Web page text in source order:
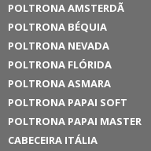
POLTRONA AMSTERDÃ
POLTRONA BÉQUIA
POLTRONA NEVADA
POLTRONA FLÓRIDA
POLTRONA ASMARA
POLTRONA PAPAI SOFT
POLTRONA PAPAI MASTER
CABECEIRA ITÁLIA